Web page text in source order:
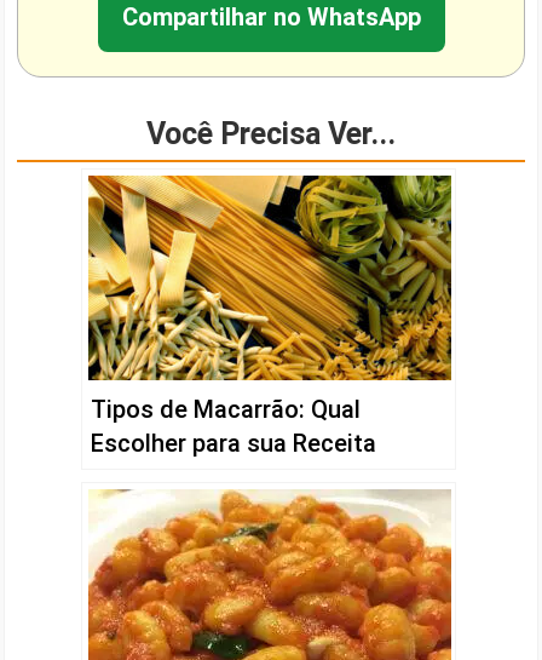
Compartilhar no WhatsApp
Você Precisa Ver...
Tipos de Macarrão: Qual
Escolher para sua Receita